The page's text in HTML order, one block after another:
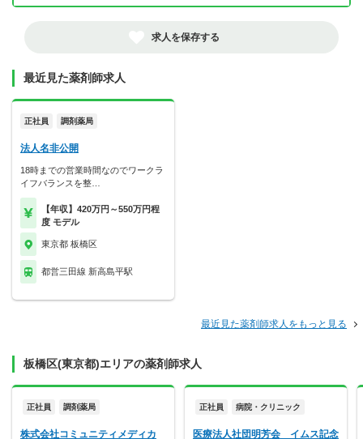
求人を保存する
最近見た薬剤師求人
正社員 調剤薬局
法人名非公開
18時までの営業時間なのでワークラ
イフバランスを整…
【年収】420万円～550万円程
度 モデル
東京都 板橋区
都営三田線 新高島平駅
最近見た薬剤師求人をもっと見る
板橋区(東京都)エリアの薬剤師求人
正社員 調剤薬局
株式会社コミュニティメディカ
正社員 病院・クリニック
医療法人社団明芳会 イムス記念